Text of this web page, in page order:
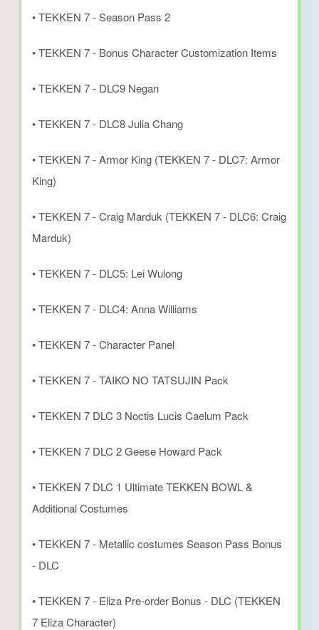
• TEKKEN 7 - Season Pass 2
• TEKKEN 7 - Bonus Character Customization Items
• TEKKEN 7 - DLC9 Negan
• TEKKEN 7 - DLC8 Julia Chang
• TEKKEN 7 - Armor King (TEKKEN 7 - DLC7: Armor
King)
• TEKKEN 7 - Craig Marduk (TEKKEN 7 - DLC6: Craig
Marduk)
• TEKKEN 7 - DLC5: Lei Wulong
• TEKKEN 7 - DLC4: Anna Williams
• TEKKEN 7 - Character Panel
• TEKKEN 7 - TAIKO NO TATSUJIN Pack
• TEKKEN 7 DLC 3 Noctis Lucis Caelum Pack
• TEKKEN 7 DLC 2 Geese Howard Pack
• TEKKEN 7 DLC 1 Ultimate TEKKEN BOWL &
Additional Costumes
• TEKKEN 7 - Metallic costumes Season Pass Bonus
- DLC
• TEKKEN 7 - Eliza Pre-order Bonus - DLC (TEKKEN
7 Eliza Character)